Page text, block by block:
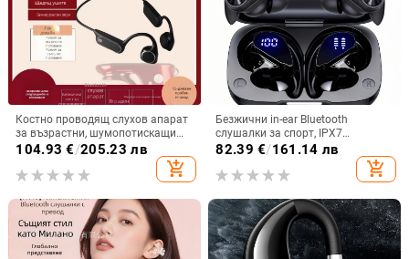
Костно проводящ слухов апарат
за възрастни, шумопотискащи
зад ухото слушалки, за лека до
тежка глухота, удобен дизайн
104.93 €/205.23 лв
add_shopping_cart
Безжични in-ear Bluetooth
слушалки за спорт, IPX7
водоустойчиви, дълъг живот на
шумопотискане
82.39 €/161.14 лв
add_shopping_cart